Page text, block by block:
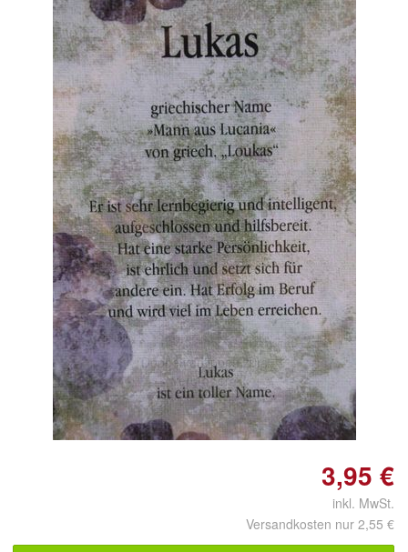
Doppelt antippen zum
vergrößern
3,95 €
inkl. MwSt.
Versandkosten nur 2,55 €